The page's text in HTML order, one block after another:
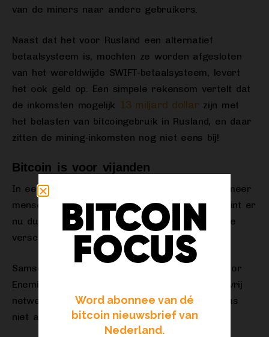
van de miners naar andere gebruikers.
Naast dat het voor Rusland een alternatief
betaalsysteem is, mochten ze worden afgesloten
van het wereldwijde SWIFT-betaalsysteem, levert
het ook geld op. Een simpele rekensom vertelt dat
de inkomsten mogelijk 13 miljard dollarzijn met
het belasten van bitcoingebruik in Rusland, en daar
zitten de mining-inkomsten nog niet eens bij!
Bitcoin is voor vijanden
In een klimaat met veel inflatie, waar steeds meer
mensen met interesse naar Bitcoin kijken, begint er
nu dus ook op geopolitiek vlak een en ander te
verschuiven.
Samson Mow van Blockstream zei: “Bitcoin is for
Enemies”. En zo is het. Bitcoin is een open en vrij
netwerk waar iedereen aan mee kan doen. Dus
niet alleen bloemenkwekers, maar ook landen.
BITCOIN
FOCUS
Word abonnee van dé
bitcoin nieuwsbrief van
Nederland.